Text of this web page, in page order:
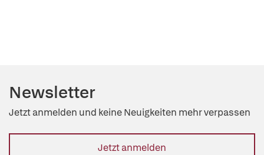
Newsletter
Jetzt anmelden und keine Neuigkeiten mehr verpassen
Jetzt anmelden